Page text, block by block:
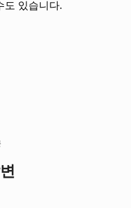
도 있습니다.